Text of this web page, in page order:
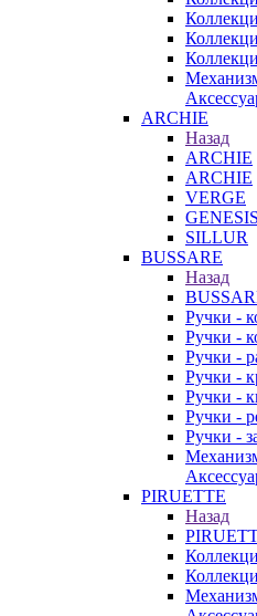
ARCHIE
Назад
ARCHIE
ARCHIE
VERGE
GENESIS
SILLUR
BUSSARE
Назад
Ручки -
Ручки -
Ручки -
Ручки -
Ручки -
Ручки -
Ручки -
PIRUETTE
Назад